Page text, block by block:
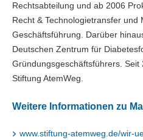
Rechtsabteilung und ab 2006
Recht & Technologietransfer und
Geschäftsführung. Darüber
Deutschen Zentrum für
Gründungsgeschäftsführers.
Stiftung AtemWeg.
Weitere Informationen zu
www.stiftung-atemweg.de/wir-